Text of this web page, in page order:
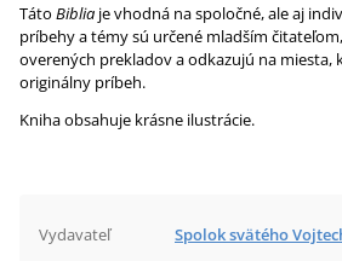
Táto Biblia je vhodná na spoločné, ale aj
príbehy a témy sú určené mladším
overených prekladov a odkazujú na miesta,
originálny príbeh.
Kniha obsahuje krásne ilustrácie.
Vydavateľ Spolok svätého